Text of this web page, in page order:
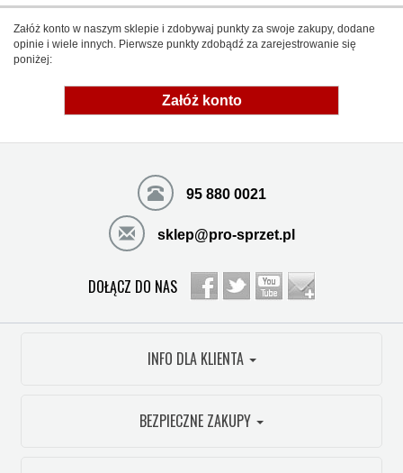
Załóż konto w naszym sklepie i zdobywaj punkty za swoje zakupy, dodane
opinie i wiele innych. Pierwsze punkty zdobądź za zarejestrowanie się
poniżej:
Załóż konto
95 880 0021
sklep@pro-sprzet.pl
DOŁĄCZ DO NAS
INFO DLA KLIENTA
BEZPIECZNE ZAKUPY